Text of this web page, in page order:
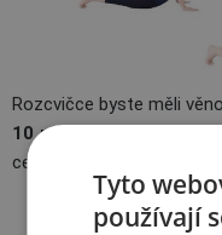
Rozcvičce byste měli
10 minut.
Pak už je
celé natěšené na první
Tyto
používají